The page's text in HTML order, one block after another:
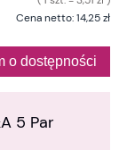
Cena netto:14,25 zł
o dostępności
5 Par